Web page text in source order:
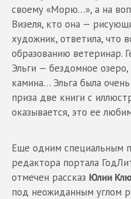
своему «Морю…», а на
Визеля, кто она —
художник, ответила, что
образованию ветеринар.
Эльги — бездомное
камина… Эльга была
приза две книги с
оказывается, это ее
Еще одним специальным
редактора портала
отмечен рассказ Юлии
под неожиданным углом